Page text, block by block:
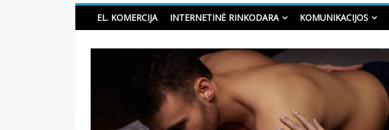
EL. KOMERCIJA INTERNETINĖ RINKODARA KOMUNIKACIJOS